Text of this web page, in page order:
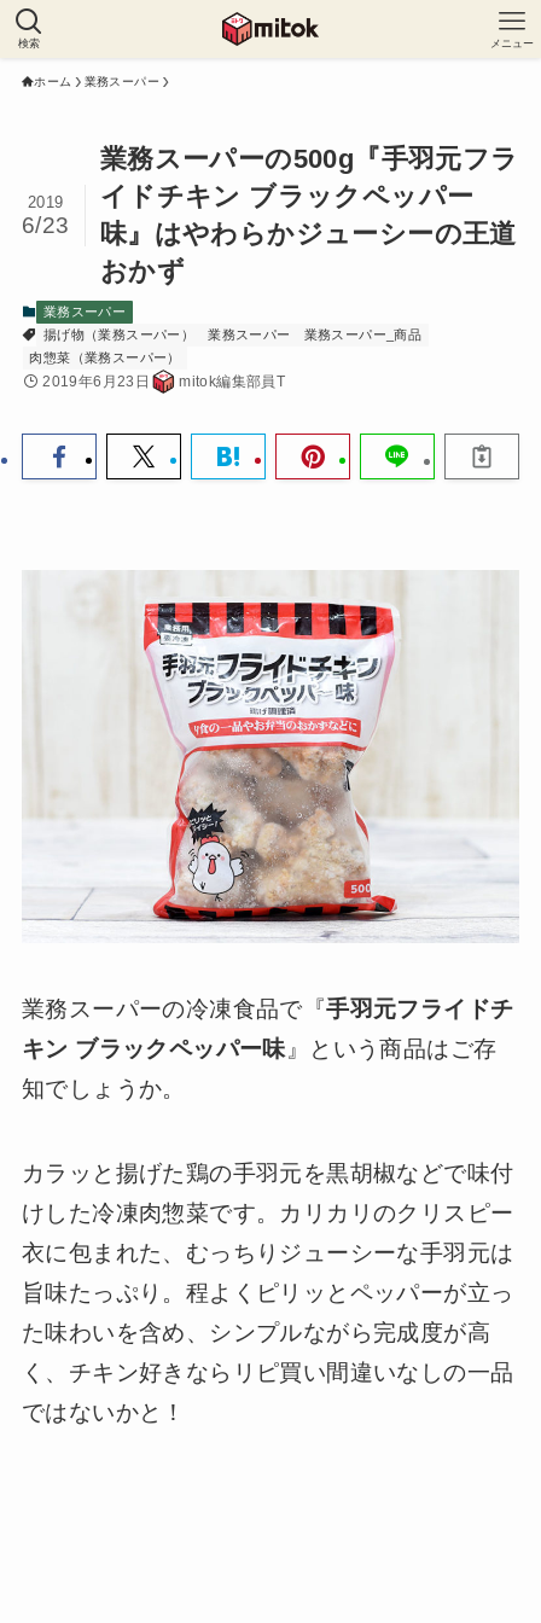
検索 メニュー
ホーム 業務スーパー
業務スーパーの500g『手羽元フラ
イドチキン ブラックペッパー
味』はやわらかジューシーの王道
おかず
2019
6/23
業務スーパー
揚げ物（業務スーパー）
業務スーパー
業務スーパー_商品
肉惣菜（業務スーパー）
2019年6月23日 mitok編集部員T
業務スーパーの冷凍食品で『手羽元フライドチ
キン ブラックペッパー味 』という商品はご存
知でしょうか。
カラッと揚げた鶏の手羽元を黒胡椒などで味付
けした冷凍肉惣菜です。カリカリのクリスピー
衣に包まれた、むっちりジューシーな手羽元は
旨味たっぷり。程よくピリッとペッパーが立っ
た味わいを含め、シンプルながら完成度が高
く、チキン好きならリピ買い間違いなしの一品
ではないかと！